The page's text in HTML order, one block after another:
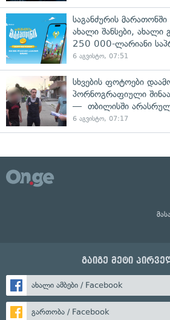
საგანძურის
ახალი შანსები, ახალი
250 000-ლარიანი
6 აგვისტო, 07:51
სხვების ფოტოები
პორნოგრაფიული
— თბილისში
6 აგვისტო, 07:17
გაიგე მეტი
ახალი ამბები / Facebook
გართობა / Facebook